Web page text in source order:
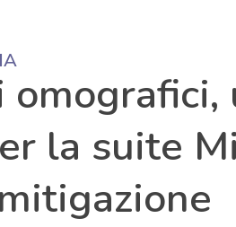
la suite